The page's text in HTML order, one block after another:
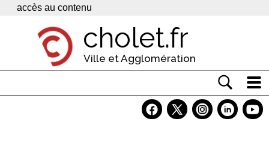
Panneau de gestion des cookies
accès au contenu
cholet.fr
Ville et Agglomération